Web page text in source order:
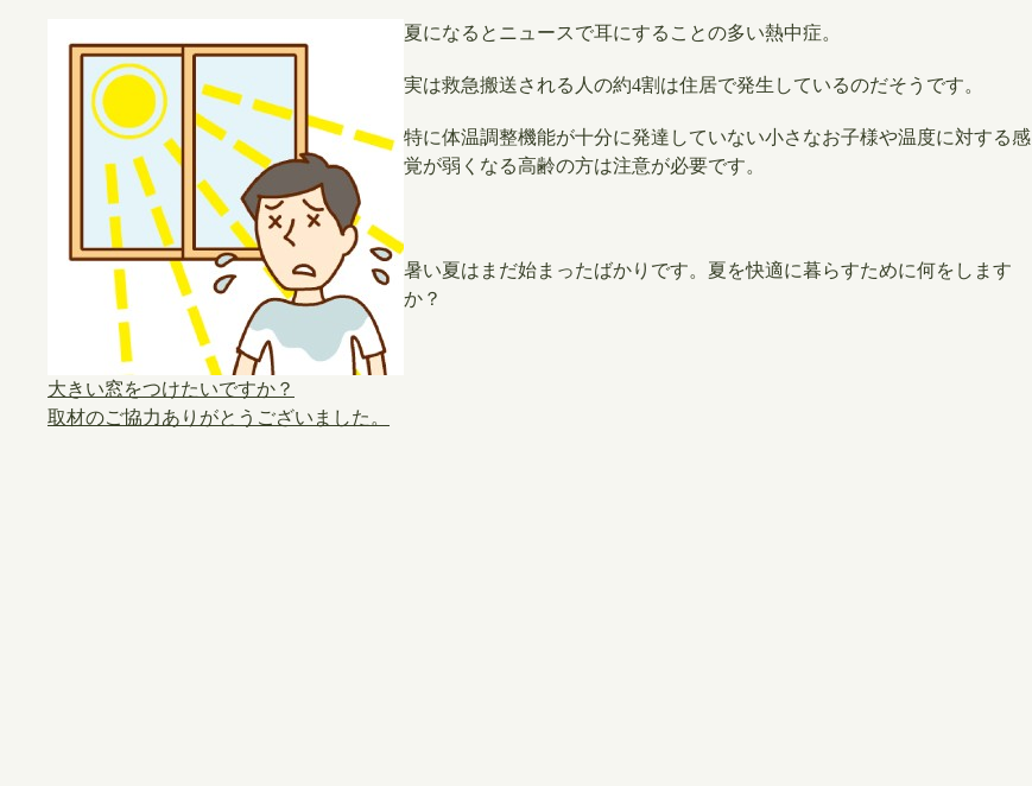
​夏になるとニュースで耳にすることの多い熱中症。
実は救急搬送される人の約4割は住居で発生しているのだそうです。
特に体温調整機能が十分に発達していない小さなお子様や温度に対する感
覚が弱くなる高齢の方は注意が必要です。
暑い夏はまだ始まったばかりです。夏を快適に暮らすために何をします
か？
大きい窓をつけたいですか？
取材のご協力ありがとうございました。